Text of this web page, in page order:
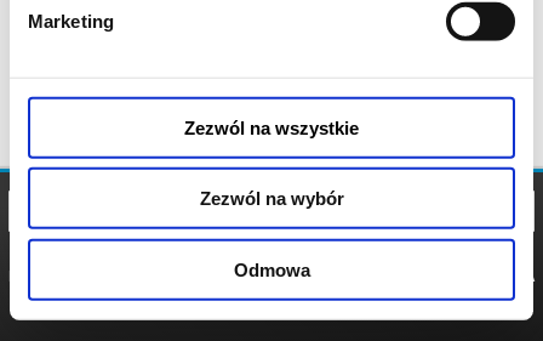
Marketing
Zezwól na wszystkie
Zezwól na wybór
Odmowa
POLITYKA
POLITYKA